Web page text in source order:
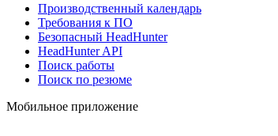
Производственный календарь
Требования к ПО
Безопасный HeadHunter
HeadHunter API
Поиск работы
Поиск по резюме
Мобильное приложение